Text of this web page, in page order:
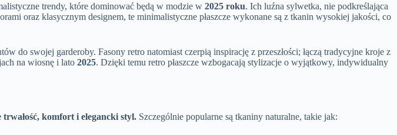
trendy, które dominować będą w modzie w 2025 roku. Ich luźna sylwetka, nie podkreślająca
oraz klasycznym designem, te minimalistyczne płaszcze wykonane są z tkanin wysokiej jakości, co
do swojej garderoby. Fasony retro natomiast czerpią inspirację z przeszłości; łączą tradycyjne kroje z
na wiosnę i lato 2025. Dzięki temu retro płaszcze wzbogacają stylizacje o wyjątkowy, indywidualny
trwałość, komfort i elegancki styl. Szczególnie popularne są tkaniny naturalne, takie jak: